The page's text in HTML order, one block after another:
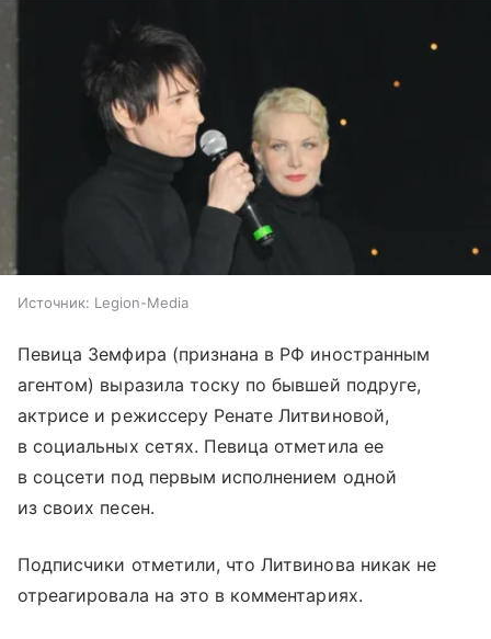
Источник: Legion-Media
Певица Земфира (признана в РФ иностранным
агентом) выразила тоску по бывшей подруге,
актрисе и режиссеру Ренате Литвиновой,
в социальных сетях. Певица отметила ее
в соцсети под первым исполнением одной
из своих песен.
Подписчики отметили, что Литвинова никак не
отреагировала на это в комментариях.